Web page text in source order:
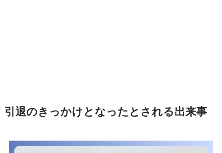
引退のきっかけとなったとされる出来事